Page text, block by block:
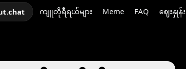
ကျူတိုရီရယ်များ Meme FAQ ဈေးနှုန်း